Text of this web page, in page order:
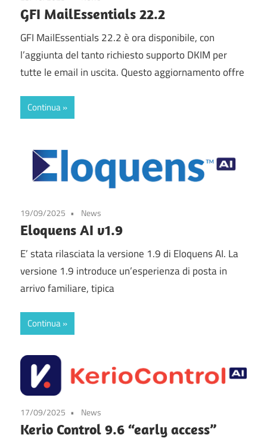
GFI MailEssentials 22.2
GFI MailEssentials 22.2 è ora disponibile, con
l’aggiunta del tanto richiesto supporto DKIM per
tutte le email in uscita. Questo aggiornamento offre
Continua
19/09/2025 News
Eloquens AI v1.9
E’ stata rilasciata la versione 1.9 di Eloquens AI. La
versione 1.9 introduce un’esperienza di posta in
arrivo familiare, tipica
Continua
17/09/2025 News
Kerio Control 9.6 “early access”